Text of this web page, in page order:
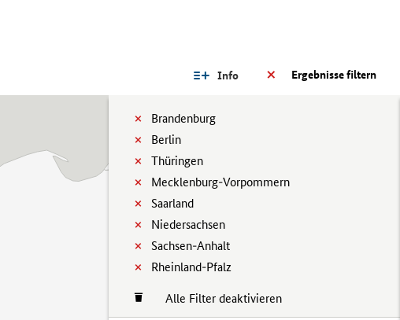
Ergebnisse filtern
Info
Brandenburg
Berlin
Thüringen
Mecklenburg-Vorpommern
Saarland
Niedersachsen
Sachsen-Anhalt
Rheinland-Pfalz
Alle Filter deaktivieren